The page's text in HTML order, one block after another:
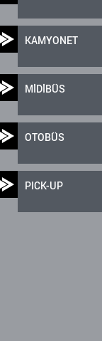
KAMYONET
MİDİBÜS
OTOBÜS
PICK-UP